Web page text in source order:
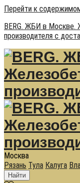
Перейти к
BERG. ЖБИ в Москве.
производителя с
Москва
Рязань Тула Калуга
Найти